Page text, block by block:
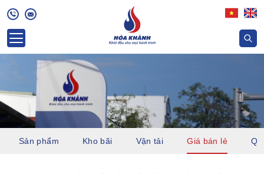
Sản phẩm Kho bãi Vận tải Giá bán lẻ